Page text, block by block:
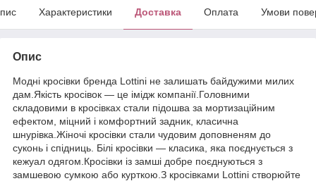
Характеристики Доставка Оплата Умови
Опис
Модні кросівки бренда Lottini не залишать байдужими милих
дам.Якість кросівок — це імідж компанії.Головними
складовими в кросівках стали підошва за мортизаційним
ефектом, міцний і комфортний задник, класична
шнурівка.Жіночі кросівки стали чудовим доповненям до
суконь і спідниць. Білі кросівки — класика, яка поєднується з
кежуал одягом.Кросівки із замші добре поєднуються з
замшевою сумкою або курткою.З кросівками Lottini створюйте